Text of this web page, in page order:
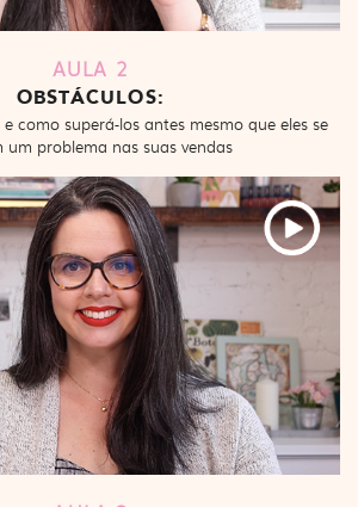
AULA 2
OBSTÁCULOS:
como superá-los antes mesmo que eles se
um problema nas suas vendas